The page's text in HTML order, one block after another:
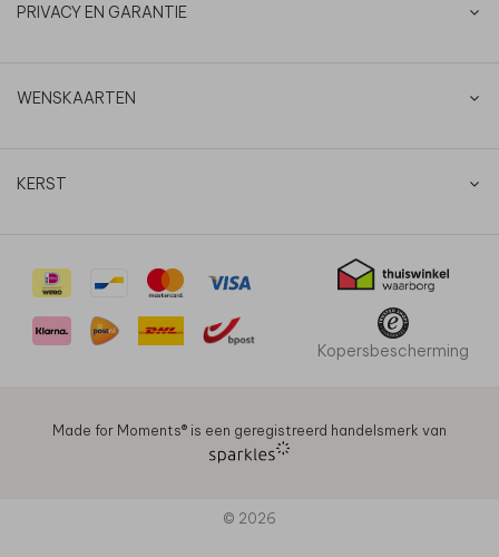
PRIVACY EN GARANTIE
WENSKAARTEN
KERST
Kopersbescherming
Made for Moments®️ is een geregistreerd handelsmerk van
© 2026